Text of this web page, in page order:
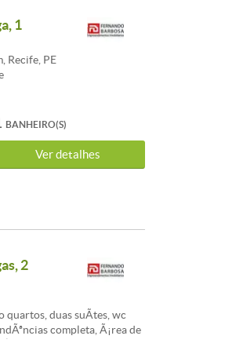
1
Recife, PE
BANHEIRO(S)
Ver detalhes
2
quartos, duas suÃ­tes, wc
completa, Ã¡rea de